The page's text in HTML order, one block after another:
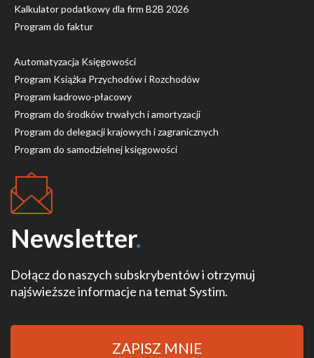
Kalkulator podatkowy dla firm B2B 2026
Program do faktur
Automatyzacja Księgowości
Program Książka Przychodów i Rozchodów
Program kadrowo-płacowy
Program do środków trwałych i amortyzacji
Program do delegacji krajowych i zagranicznych
Program do samodzielnej księgowości
Newsletter.
Dołącz do naszych subskrybentów i otrzymuj
najświeższe informacje na temat Systim.
ZAPISZ MNIE